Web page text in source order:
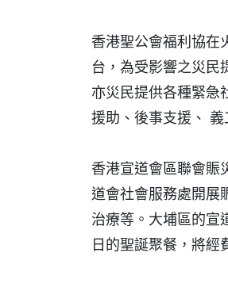
香港聖公會福利協在
台，為受影響之災民
亦災民提供各種緊急
援助、後事支援、 義
香港宣道會區聯會賑
道會社會服務處開展
治療等。大埔區的宣
日的聖誕聚餐，將經